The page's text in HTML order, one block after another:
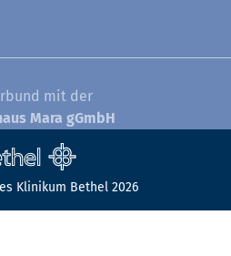
mit der
Mara gGmbH
Klinikum Bethel 2026